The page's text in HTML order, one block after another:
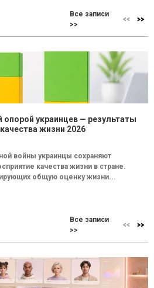
Все записи
>>
опорой украинцев — результаты
жизни 2026
войны украинцы сохраняют
качества жизни в стране.
общую оценку жизни...
Все записи
>>